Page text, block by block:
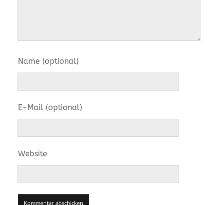
Name (optional)
E-Mail (optional)
Website